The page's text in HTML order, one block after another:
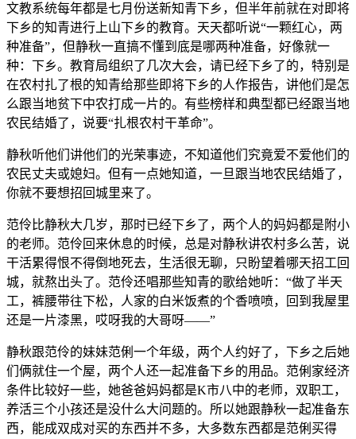
文教系统每年都是七月份送新知青下乡，但半年前就在对即将
下乡的知青进行上山下乡的教育。天天都听说“一颗红心，两
种准备”，但静秋一直搞不懂到底是哪两种准备，好像就一
种：下乡。教育局组织了几次大会，请已经下乡了的，特别是
在农村扎了根的知青给那些即将下乡的人作报告，讲他们是怎
么跟当地贫下中农打成一片的。有些榜样和典型都已经跟当地
农民结婚了，说要“扎根农村干革命”。
静秋听他们讲他们的光荣事迹，不知道他们究竟爱不爱他们的
农民丈夫或媳妇。但有一点她知道，一旦跟当地农民结婚了，
你就不要想招回城里来了。
范伶比静秋大几岁，那时已经下乡了，两个人的妈妈都是附小
的老师。范伶回来休息的时候，总是对静秋讲农村多么苦，说
干活累得恨不得倒地死去，生活很无聊，只盼望着哪天招工回
城，就熬出头了。范伶还唱那些知青的歌给她听：“做了半天
工，裤腰带往下松，人家的白米饭煮的个香喷喷，回到我屋里
还是一片漆黑，哎呀我的大哥呀——”
静秋跟范伶的妹妹范俐一个年级，两个人约好了，下乡之后她
们俩就住一个屋，两个人还一起准备下乡的用品。范俐家经济
条件比较好一些，她爸爸妈妈都是K市八中的老师，双职工，
养活三个小孩还是没什么大问题的。所以她跟静秋一起准备东
西，能成双成对买的东西并不多，大多数东西都是范俐买得